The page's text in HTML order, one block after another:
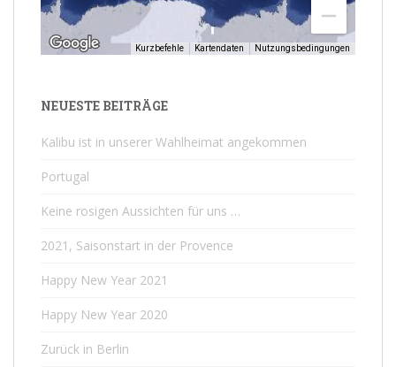
Kurzbefehle Kartendaten Nutzungsbedingungen
NEUESTE BEITRÄGE
Kalibu ist in unserer Wahlheimat angekommen
Portugal
Keine rosigen Aussichten für uns …
2021, Saisonstart in der Provence
Happy New Year 2021
Happy New Year 2020
Zurück in Berlin